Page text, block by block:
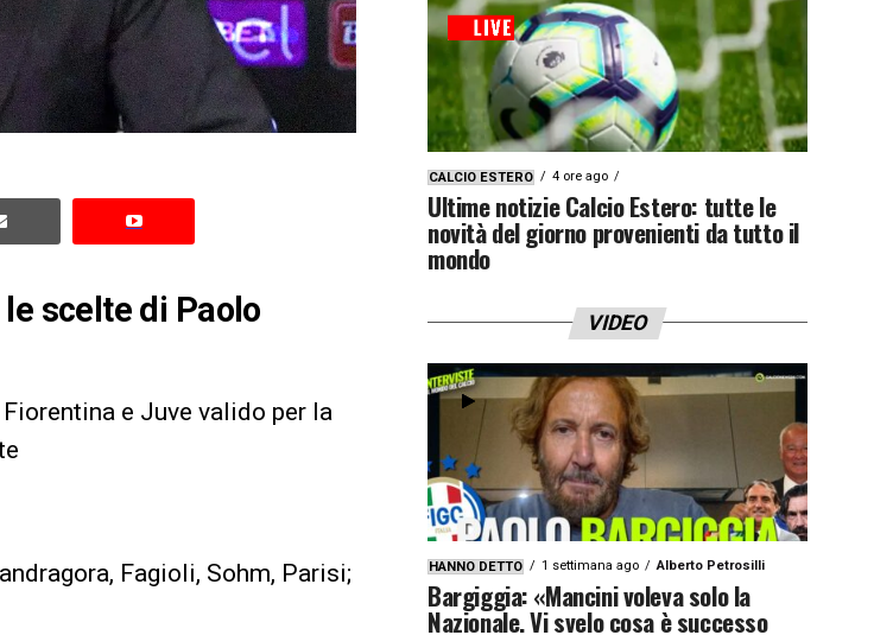
scelte di Paolo
e Juve valido per la
Fagioli, Sohm, Parisi;
CALCIO ESTERO 4 ore ago
Ultime notizie Calcio Estero: tutte le
novità del giorno provenienti da tutto il
mondo
VIDEO
HANNO DETTO 1 settimana ago Alberto Petrosilli
Bargiggia: «Mancini voleva solo la
Nazionale. Vi svelo cosa è successo